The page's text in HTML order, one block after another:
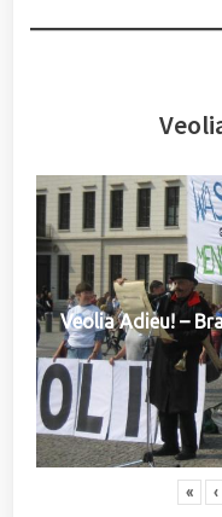
Veolia Adieu! –
« ‹